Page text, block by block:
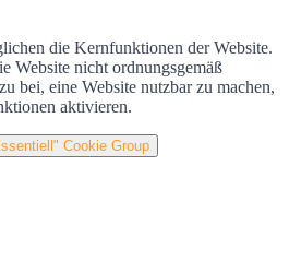
die Kernfunktionen der Website.
Website nicht ordnungsgemäß
bei, eine Website nutzbar zu machen,
aktivieren.
Cookie Group